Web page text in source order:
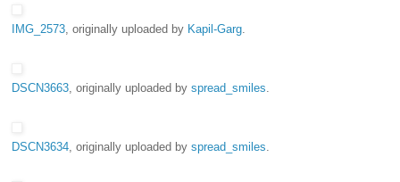
IMG_2573, originally uploaded by Kapil-Garg.
DSCN3663, originally uploaded by spread_smiles.
DSCN3634, originally uploaded by spread_smiles.